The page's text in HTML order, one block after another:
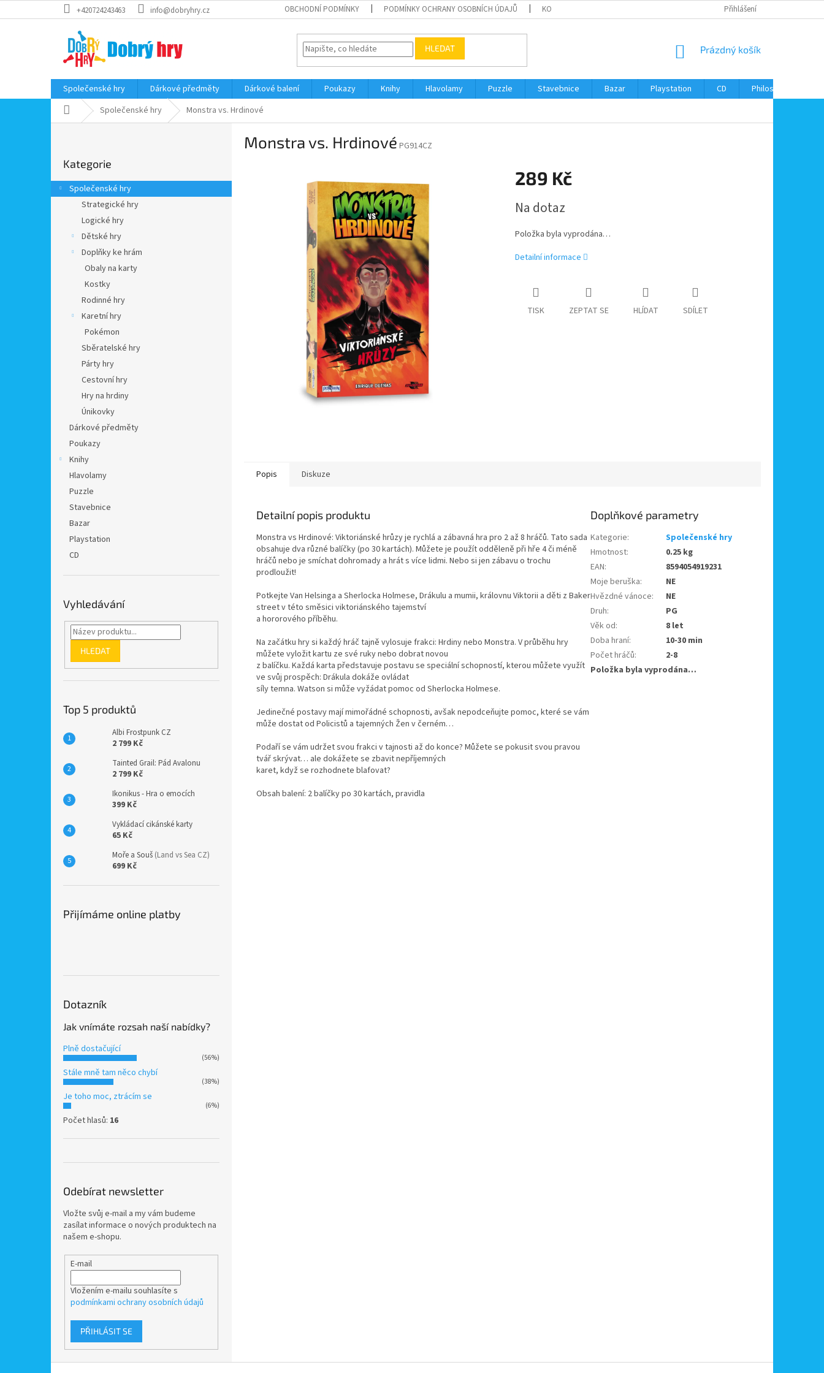
na
+420724243463 info@dobryhry.cz OBCHODNÍ PODMÍNKY PODMÍNKY OCHRANY OSOBNÍCH ÚDAJŮ KONTAKTY Přihlášení
HLEDAT
NÁKUPNÍ
Prázdný košík
Společenské hry Dárkové předměty Dárkové balení Poukazy Knihy Hlavolamy Puzzle Stavebnice Bazar Playstation CD Philos
Domů Společenské hry Monstra vs. Hrdinové
r
a
kategorie
Kategorie
Společenské hry
Strategické hry
Logické hry
Dětské hry
Doplňky ke hrám
Obaly na karty
Kostky
Rodinné hry
Karetní hry
Pokémon
Sběratelské hry
Párty hry
Cestovní hry
Hry na hrdiny
Únikovky
Dárkové předměty
Poukazy
Knihy
Hlavolamy
Puzzle
Stavebnice
Bazar
Playstation
CD
Vyhledávání
HLEDAT
Top 5 produktů
Albi Frostpunk CZ
2 799 Kč
Tainted Grail: Pád Avalonu
2 799 Kč
Ikonikus - Hra o emocích
399 Kč
Vykládací cikánské karty
65 Kč
Moře a Souš (Land vs Sea CZ)
699 Kč
Přijímáme online platby
Dotazník
Jak vnímáte rozsah naší nabídky?
Plně dostačující
(56%)
Stále mně tam něco chybí
(38%)
Je toho moc, ztrácím se
(6%)
Počet hlasů: 16
Odebírat newsletter
Vložte svůj e-mail a my vám budeme
zasílat informace o nových produktech na
našem e-shopu.
E-mail
Vložením e-mailu souhlasíte s
podmínkami ochrany osobních údajů
PŘIHLÁSIT SE
Monstra vs. Hrdinové PG914CZ
289 Kč
cena:
Na dotaz
Položka byla vyprodána…
Detailní informace
TISK ZEPTAT SE HLÍDAT SDÍLET
Popis Diskuze
Detailní popis produktu
Monstra vs Hrdinové: Viktoriánské hrůzy je rychlá a zábavná hra pro 2 až 8 hráčů. Tato sada
obsahuje dva různé balíčky (po 30 kartách). Můžete je použít odděleně při hře 4 či méně
hráčů nebo je smíchat dohromady a hrát s více lidmi. Nebo si jen zábavu o trochu
prodloužit!
Potkejte Van Helsinga a Sherlocka Holmese, Drákulu a mumii, královnu Viktorii a děti z Baker
street v této směsici viktoriánského tajemství
a hororového příběhu.
Na začátku hry si každý hráč tajně vylosuje frakci: Hrdiny nebo Monstra. V průběhu hry
můžete vyložit kartu ze své ruky nebo dobrat novou
z balíčku. Každá karta představuje postavu se speciální schopností, kterou můžete využít
ve svůj prospěch: Drákula dokáže ovládat
síly temna. Watson si může vyžádat pomoc od Sherlocka Holmese.
Jedinečné postavy mají mimořádné schopnosti, avšak nepodceňujte pomoc, které se vám
může dostat od Policistů a tajemných Žen v černém…
Podaří se vám udržet svou frakci v tajnosti až do konce? Můžete se pokusit svou pravou
tvář skrývat… ale dokážete se zbavit nepříjemných
karet, když se rozhodnete blafovat?
Obsah balení: 2 balíčky po 30 kartách, pravidla
Doplňkové parametry
Kategorie:
Společenské hry
Hmotnost:
0.25 kg
EAN:
8594054919231
Moje beruška:
NE
Hvězdné vánoce:
NE
Druh:
PG
Věk od:
8 let
Doba hraní:
10-30 min
Počet hráčů:
2-8
Položka byla vyprodána…